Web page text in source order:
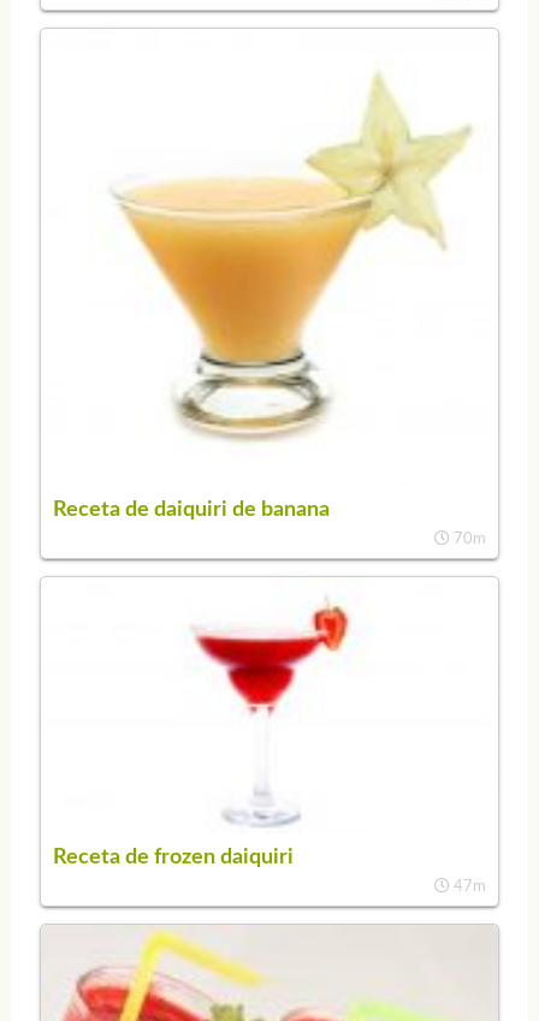
Receta de daiquiri de banana
70m
Receta de frozen daiquiri
47m